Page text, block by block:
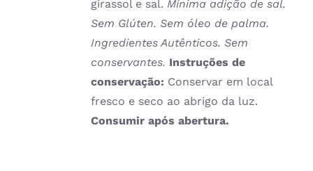
girassol e sal. Mínima adição de sal.
Sem Glúten. Sem óleo de palma.
Ingredientes Autênticos. Sem
conservantes. Instruções de
conservação: Conservar em local
fresco e seco ao abrigo da luz.
Consumir após abertura.